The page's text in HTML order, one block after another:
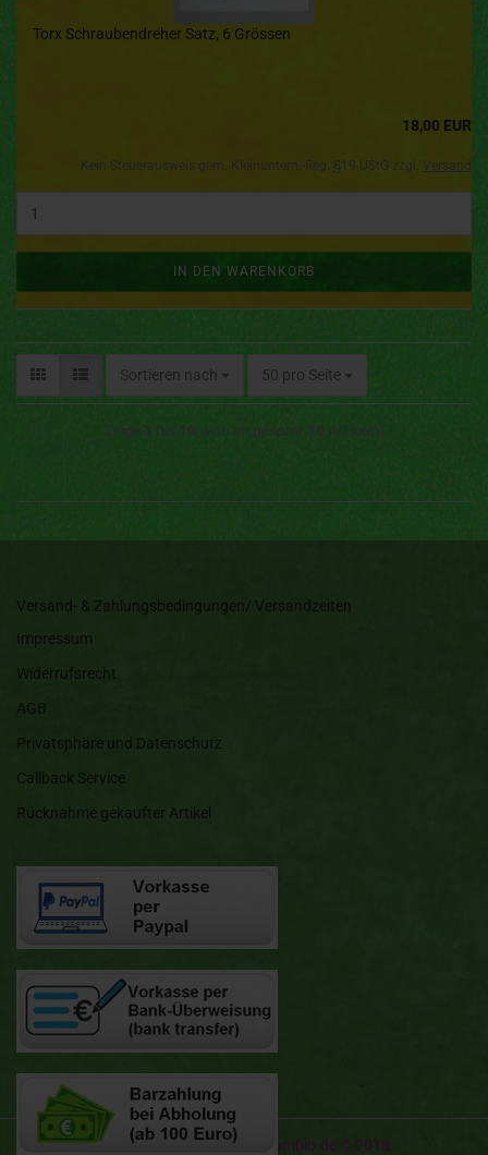
Torx Schraubendreher Satz, 6 Grössen
18,00 EUR
Kein Steuerausweis gem. Kleinuntern.-Reg. §19 UStG zzgl. Versand
IN DEN WARENKORB
Sortieren nach 50 pro Seite
Versand- & Zahlungsbedingungen/ Versandzeiten
Impressum
Widerrufsrecht
AGB
Privatsphäre und Datenschutz
Callback Service
Rücknahme gekaufter Artikel
Onlineshop erstellenmit Gambio.de © 2018